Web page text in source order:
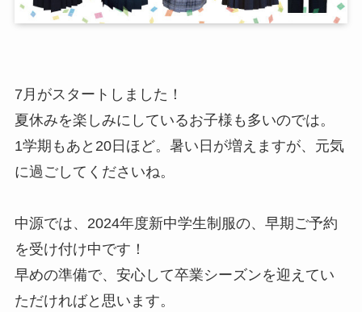
7月がスタートしました！
夏休みを楽しみにしているお子様も多いのでは。
1学期もあと20日ほど。暑い日が増えますが、元気
に過ごしてくださいね。
中源では、2024年度新中学生制服の、早期ご予約
を受け付け中です！
早めの準備で、安心して卒業シーズンを迎えてい
ただければと思います。